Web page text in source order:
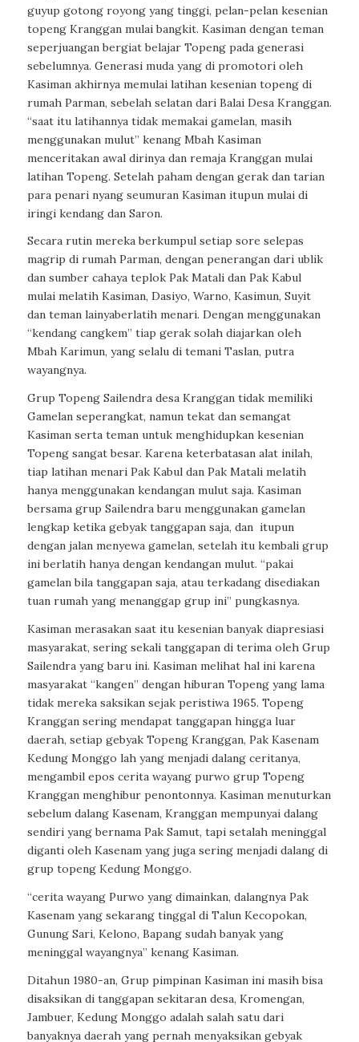
guyup gotong royong yang tinggi, pelan-pelan kesenian
topeng Kranggan mulai bangkit. Kasiman dengan teman
seperjuangan bergiat belajar Topeng pada generasi
sebelumnya. Generasi muda yang di promotori oleh
Kasiman akhirnya memulai latihan kesenian topeng di
rumah Parman, sebelah selatan dari Balai Desa Kranggan.
“saat itu latihannya tidak memakai gamelan, masih
menggunakan mulut” kenang Mbah Kasiman
menceritakan awal dirinya dan remaja Kranggan mulai
latihan Topeng. Setelah paham dengan gerak dan tarian
para penari nyang seumuran Kasiman itupun mulai di
iringi kendang dan Saron.
Secara rutin mereka berkumpul setiap sore selepas
magrip di rumah Parman, dengan penerangan dari ublik
dan sumber cahaya teplok Pak Matali dan Pak Kabul
mulai melatih Kasiman, Dasiyo, Warno, Kasimun, Suyit
dan teman lainyaberlatih menari. Dengan menggunakan
“kendang cangkem” tiap gerak solah diajarkan oleh
Mbah Karimun, yang selalu di temani Taslan, putra
wayangnya.
Grup Topeng Sailendra desa Kranggan tidak memiliki
Gamelan seperangkat, namun tekat dan semangat
Kasiman serta teman untuk menghidupkan kesenian
Topeng sangat besar. Karena keterbatasan alat inilah,
tiap latihan menari Pak Kabul dan Pak Matali melatih
hanya menggunakan kendangan mulut saja. Kasiman
bersama grup Sailendra baru menggunakan gamelan
lengkap ketika gebyak tanggapan saja, dan itupun
dengan jalan menyewa gamelan, setelah itu kembali grup
ini berlatih hanya dengan kendangan mulut. “pakai
gamelan bila tanggapan saja, atau terkadang disediakan
tuan rumah yang menanggap grup ini” pungkasnya.
Kasiman merasakan saat itu kesenian banyak diapresiasi
masyarakat, sering sekali tanggapan di terima oleh Grup
Sailendra yang baru ini. Kasiman melihat hal ini karena
masyarakat “kangen” dengan hiburan Topeng yang lama
tidak mereka saksikan sejak peristiwa 1965. Topeng
Kranggan sering mendapat tanggapan hingga luar
daerah, setiap gebyak Topeng Kranggan, Pak Kasenam
Kedung Monggo lah yang menjadi dalang ceritanya,
mengambil epos cerita wayang purwo grup Topeng
Kranggan menghibur penontonnya. Kasiman menuturkan
sebelum dalang Kasenam, Kranggan mempunyai dalang
sendiri yang bernama Pak Samut, tapi setalah meninggal
diganti oleh Kasenam yang juga sering menjadi dalang di
grup topeng Kedung Monggo.
“cerita wayang Purwo yang dimainkan, dalangnya Pak
Kasenam yang sekarang tinggal di Talun Kecopokan,
Gunung Sari, Kelono, Bapang sudah banyak yang
meninggal wayangnya” kenang Kasiman.
Ditahun 1980-an, Grup pimpinan Kasiman ini masih bisa
disaksikan di tanggapan sekitaran desa, Kromengan,
Jambuer, Kedung Monggo adalah salah satu dari
banyaknya daerah yang pernah menyaksikan gebyak